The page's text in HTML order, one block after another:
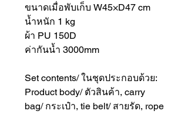
ขนาดเมื่อพับเก็บ W45×D47 cm
น้ำหนัก 1 kg
ผ้า PU 150D
ค่ากันน้ำ 3000mm
Set contents/ ในชุดประกอบด้วย:
Product body/ ตัวสินค้า, carry
bag/ กระเป๋า, tie belt/ สายรัด, rope